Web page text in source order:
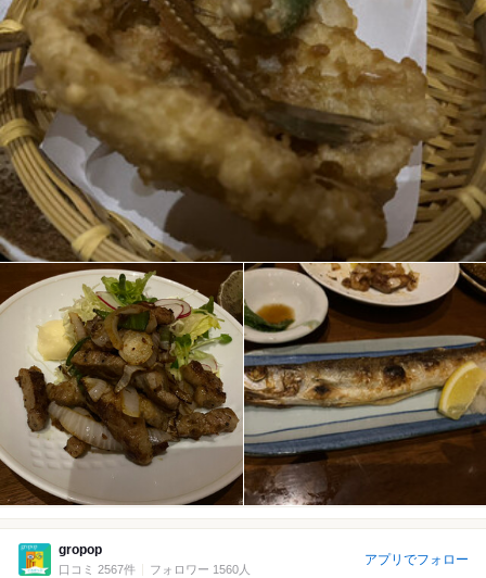
gropop
口コミ 2567件 フォロワー 1560人
アプリでフォロー